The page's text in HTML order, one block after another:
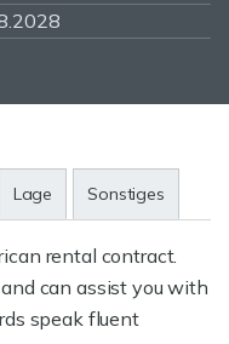
Lage Sonstiges
rental contract.
can assist you with
speak fluent